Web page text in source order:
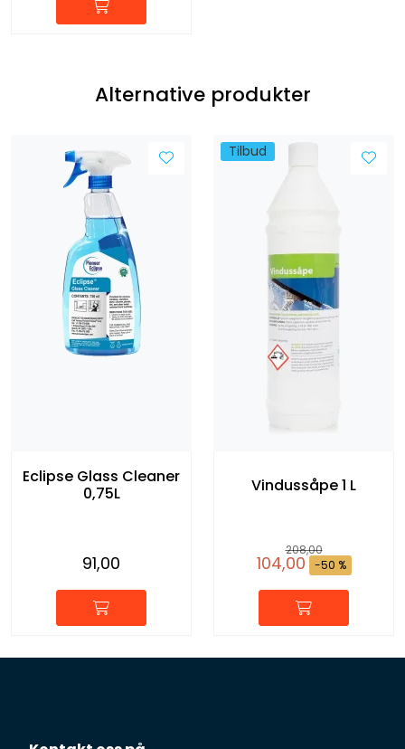
Alternative produkter
Eclipse Glass Cleaner
0,75L
91,00
Tilbud
Vindussåpe 1 L
208,00
104,00 -50 %